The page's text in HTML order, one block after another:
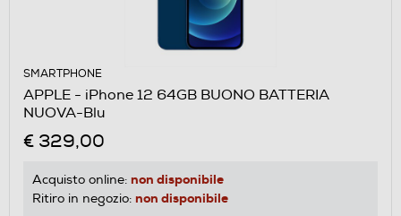
SMARTPHONE
APPLE - iPhone 12 64GB BUONO BATTERIA
NUOVA-Blu
€ 329,00
Acquisto online: non disponibile
Ritiro in negozio: non disponibile